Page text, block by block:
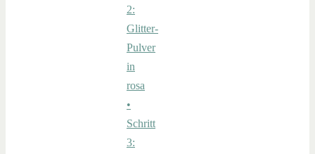
2:
Glitter-
Pulver
in
rosa
•
Schritt
3: